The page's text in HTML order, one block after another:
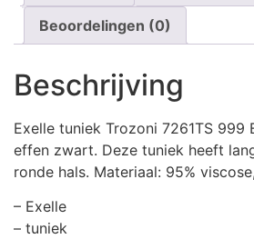
Beoordelingen (0)
Beschrijving
Exelle tuniek Trozoni 7261TS 999
effen zwart. Deze tuniek heeft
ronde hals. Materiaal: 95%
– Exelle
– tuniek